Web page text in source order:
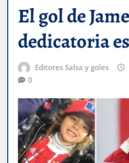
El gol de
dedicatoria
Editores Salsa y goles
0